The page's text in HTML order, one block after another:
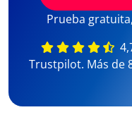
Prueba
Trustpilot. Más de